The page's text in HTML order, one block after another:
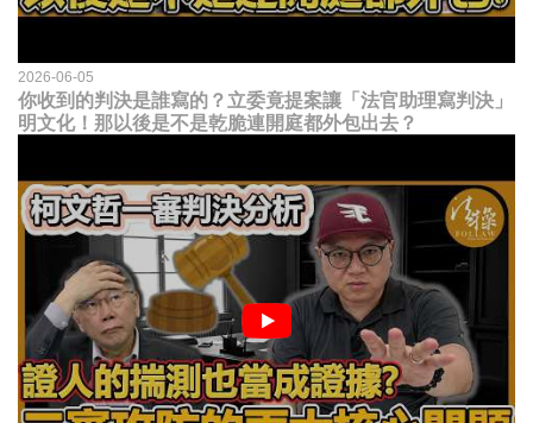
2026-06-05
你收到的判決是誰寫的？立委竟提案讓「法官助理寫判決」
明文化！那以後是不是乾脆連開庭都外包出去？